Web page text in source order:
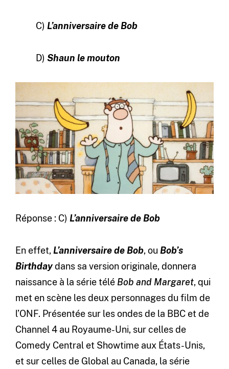
C) L’anniversaire de Bob
D) Shaun le mouton
Réponse : C) L’anniversaire de Bob
En effet, L’anniversaire de Bob, ou Bob’s
Birthdaydans sa version originale, donnera
naissance à la série télé Bob and Margaret, qui
met en scène les deux personnages du film de
l’ONF. Présentée sur les ondes de la BBC et de
Channel 4 au Royaume-Uni, sur celles de
Comedy Central et Showtime aux États-Unis,
et sur celles de Global au Canada, la série